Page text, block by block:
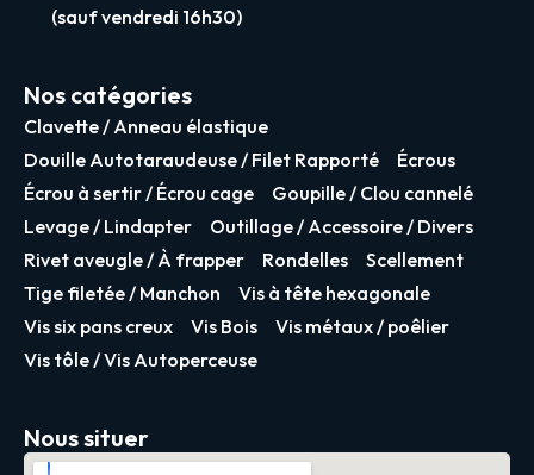
(sauf vendredi 16h30)
Nos catégories
Clavette / Anneau élastique
Douille Autotaraudeuse / Filet Rapporté
Écrous
Écrou à sertir / Écrou cage
Goupille / Clou cannelé
Levage / Lindapter
Outillage / Accessoire / Divers
Rivet aveugle / À frapper
Rondelles
Scellement
Tige filetée / Manchon
Vis à tête hexagonale
Vis six pans creux
Vis Bois
Vis métaux / poêlier
Vis tôle / Vis Autoperceuse
Nous situer